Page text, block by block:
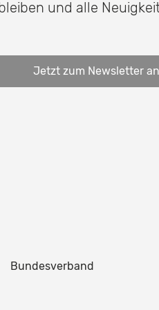
und alle
Jetzt zum Newsletter
Bundesverband